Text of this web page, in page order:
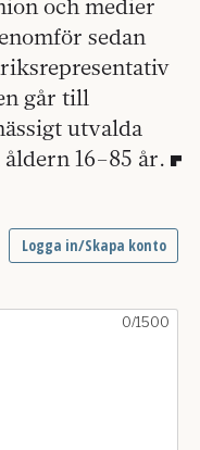
och medier
sedan
går till
utvalda
16–85 år.